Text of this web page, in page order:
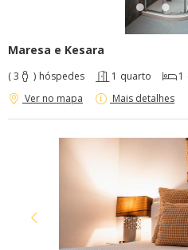
Maresa e Kesara
( 3 ) hóspedes 1 quarto 1
Ver no mapa Mais detalhes